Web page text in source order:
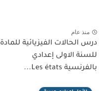
منذ عام
درس الحالات الفيزيائية للمادة
للسنة الاولى إعدادي
بالفرنسية Les états...